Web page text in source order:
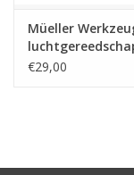
Müeller
250ml
€29,00